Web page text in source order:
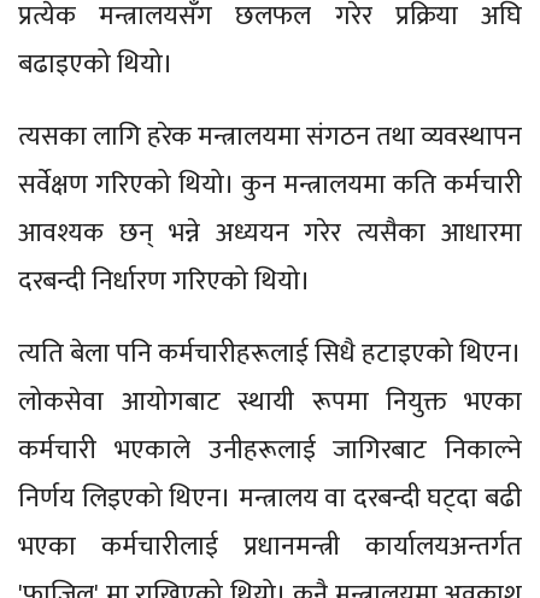
प्रत्येक मन्त्रालयसँग छलफल गरेर प्रक्रिया अघि
बढाइएको थियो।
त्यसका लागि हरेक मन्त्रालयमा संगठन तथा व्यवस्थापन
सर्वेक्षण गरिएको थियो। कुन मन्त्रालयमा कति कर्मचारी
आवश्यक छन् भन्ने अध्ययन गरेर त्यसैका आधारमा
दरबन्दी निर्धारण गरिएको थियो।
त्यति बेला पनि कर्मचारीहरूलाई सिधै हटाइएको थिएन।
लोकसेवा आयोगबाट स्थायी रूपमा नियुक्त भएका
कर्मचारी भएकाले उनीहरूलाई जागिरबाट निकाल्ने
निर्णय लिइएको थिएन। मन्त्रालय वा दरबन्दी घट्दा बढी
भएका कर्मचारीलाई प्रधानमन्त्री कार्यालयअन्तर्गत